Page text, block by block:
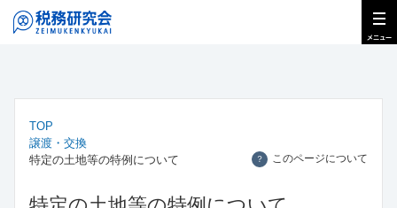
TOP
譲渡・交換
特定の土地等の特例について
？ このページについて